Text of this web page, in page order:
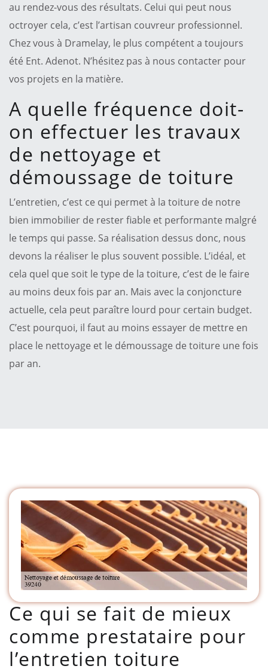
au rendez-vous des résultats. Celui qui peut nous
octroyer cela, c’est l’artisan couvreur professionnel.
Chez vous à Dramelay, le plus compétent a toujours
été Ent. Adenot. N’hésitez pas à nous contacter pour
vos projets en la matière.
A quelle fréquence doit-
on effectuer les travaux
de nettoyage et
démoussage de toiture
L’entretien, c’est ce qui permet à la toiture de notre
bien immobilier de rester fiable et performante malgré
le temps qui passe. Sa réalisation dessus donc, nous
devons la réaliser le plus souvent possible. L’idéal, et
cela quel que soit le type de la toiture, c’est de le faire
au moins deux fois par an. Mais avec la conjoncture
actuelle, cela peut paraître lourd pour certain budget.
C’est pourquoi, il faut au moins essayer de mettre en
place le nettoyage et le démoussage de toiture une fois
par an.
Ce qui se fait de mieux
comme prestataire pour
l’entretien toiture